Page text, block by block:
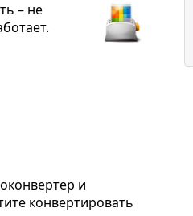
– не
и
конвертировать